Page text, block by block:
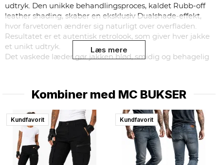
udtryk. Den unikke behandlingsproces, kaldet Rubb-off
leather shading, skaber en eksklusiv Dualshade-effekt,
hvor farvetonen ændrer sig naturligt over overfladen.
Resultatet er et autentisk retrolook, som giver hver jakke
et unikt udtryk.
Det vaskede læder gør jakken blød, smidig og behagelig
hverdagsbrug.
Som en del af vores Premium-serie er jakken udstyret
med nøje udvalgte materialer og gennemtænkte
detaljer. Det forbedrede inderfor i blødt premiumstof
giver høj komfort – selv på længere køreture. De CE-
godkendte Level 2-beskyttere er fleksible, følger
Læs mere
Kombiner med MC BUKSER
Kundfavorit Kundfavorit